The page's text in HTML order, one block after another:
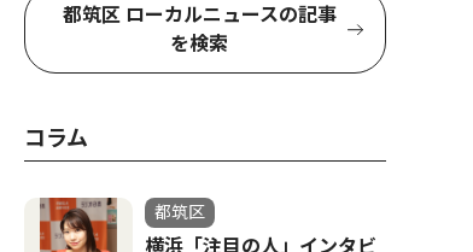
都筑区 ローカルニュースの記事
を検索
コラム
都筑区
横浜「注目の人」インタビ